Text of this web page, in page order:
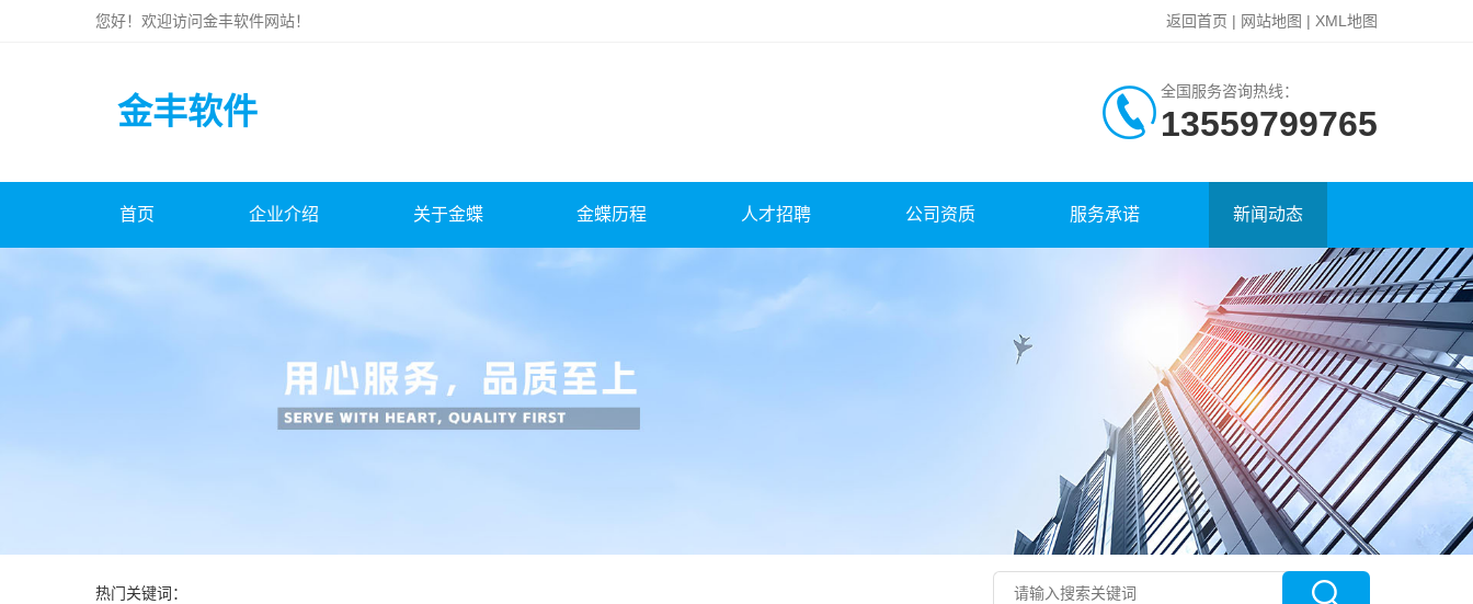
您好！欢迎访问金丰软件网站！ 返回首页 | 网站地图 | XML地图
金丰软件
全国服务咨询热线：
13559799765
首页 企业介绍 关于金蝶 金蝶历程 人才招聘 公司资质 服务承诺 新闻动态
热门关键词：